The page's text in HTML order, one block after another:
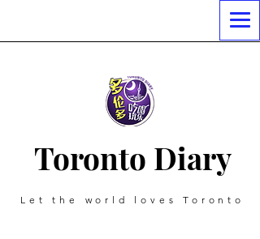
Toronto Diary
Let the world loves Toronto